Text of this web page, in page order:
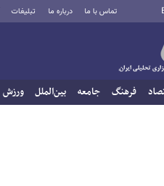
تماس با ما درباره ما تبلیغات
فرهنگ جامعه بین‌الملل ورزش